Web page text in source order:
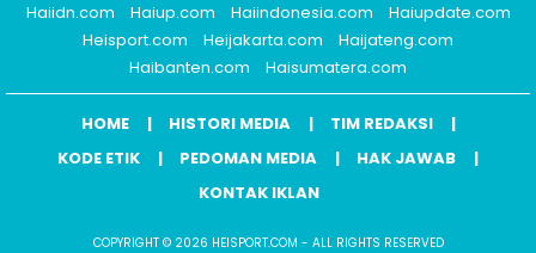
Haiidn.com
Haiup.com Haiindonesia.com
Haiupdate.com
Heisport.com
Heijakarta.com
Haijateng.com
Haibanten.com
Haisumatera.com
HOME HISTORI MEDIA
TIM REDAKSI
KODE ETIK
PEDOMAN MEDIA
HAK JAWAB
KONTAK IKLAN
COPYRIGHT © 2026 HEISPORT.COM - ALL RIGHTS RESERVED